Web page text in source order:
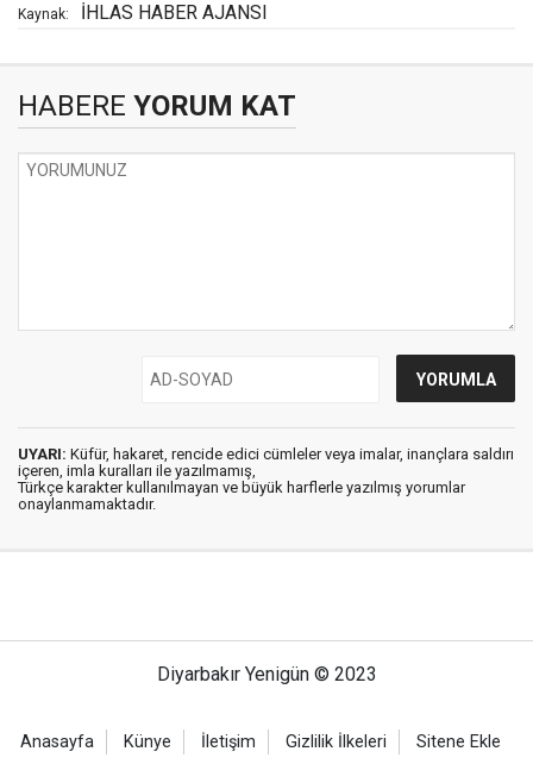
Kaynak: İHLAS HABER AJANSI
HABERE YORUM KAT
UYARI: Küfür, hakaret, rencide edici cümleler veya imalar, inançlara saldırı
içeren, imla kuralları ile yazılmamış,
Türkçe karakter kullanılmayan ve büyük harflerle yazılmış yorumlar
onaylanmamaktadır.
Diyarbakır Yenigün © 2023
Anasayfa Künye İletişim Gizlilik İlkeleri Sitene Ekle